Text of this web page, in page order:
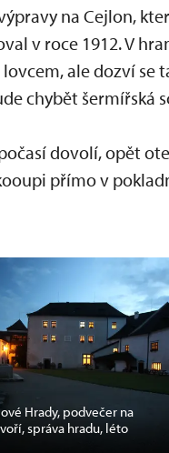
na Cejlon,
v roce 1912. V
ale dozví se
chybět šermířská
dovolí, opět
přímo v
Hrady, podvečer na
správa hradu, léto